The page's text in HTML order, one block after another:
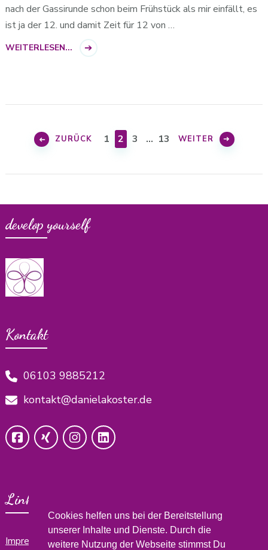
Cookies helfen uns bei der Bereitstellung
unserer Inhalte und Dienste. Durch die
weitere Nutzung der Webseite stimmst Du
nach der Gassirunde schon beim Frühstück als mir einfällt, es
ist ja der 12. und damit Zeit für 12 von …
WEITERLESEN...
ZURÜCK SEITE
1 SEITE
2 SEITE
3 … SEITE
13 WEITER
develop yourself
Kontakt
06103 9885212
kontakt@danielakoster.de
Links
Impressum